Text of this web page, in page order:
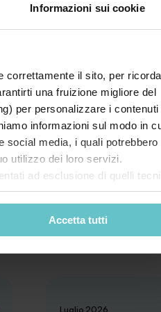
Informazioni sui cookie
correttamente il sito, per
una fruizione migliore del
per personalizzare i contenuti
informazioni sul modo in
social media, i quali potrebbero
utilizzo dei loro servizi.
ad esclusione di quelli
accetterai di implementare
Accetta tutti
Luglio 2026